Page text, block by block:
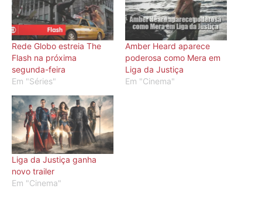
Rede Globo estreia The
Flash na próxima
segunda-feira
Em "Séries"
Amber Heard aparece
poderosa como Mera em
Liga da Justiça
Em "Cinema"
Liga da Justiça ganha
novo trailer
Em "Cinema"